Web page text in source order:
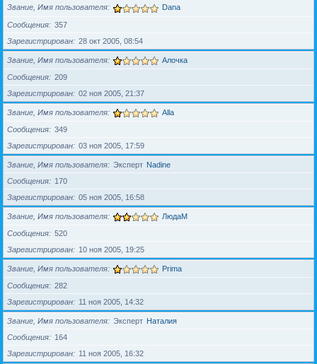
Звание, Имя пользователя Dana
Сообщения
357
Зарегистрирован
28 окт 2005, 08:54
Звание, Имя пользователя Алочка
Сообщения
209
Зарегистрирован
02 ноя 2005, 21:37
Звание, Имя пользователя Alla
Сообщения
349
Зарегистрирован
03 ноя 2005, 17:59
Звание, Имя пользователя Эксперт Nadine
Сообщения
170
Зарегистрирован
05 ноя 2005, 16:58
Звание, Имя пользователя ЛюдаМ
Сообщения
520
Зарегистрирован
10 ноя 2005, 19:25
Звание, Имя пользователя Prima
Сообщения
282
Зарегистрирован
11 ноя 2005, 14:32
Звание, Имя пользователя Эксперт Наталия
Сообщения
164
Зарегистрирован
11 ноя 2005, 16:32